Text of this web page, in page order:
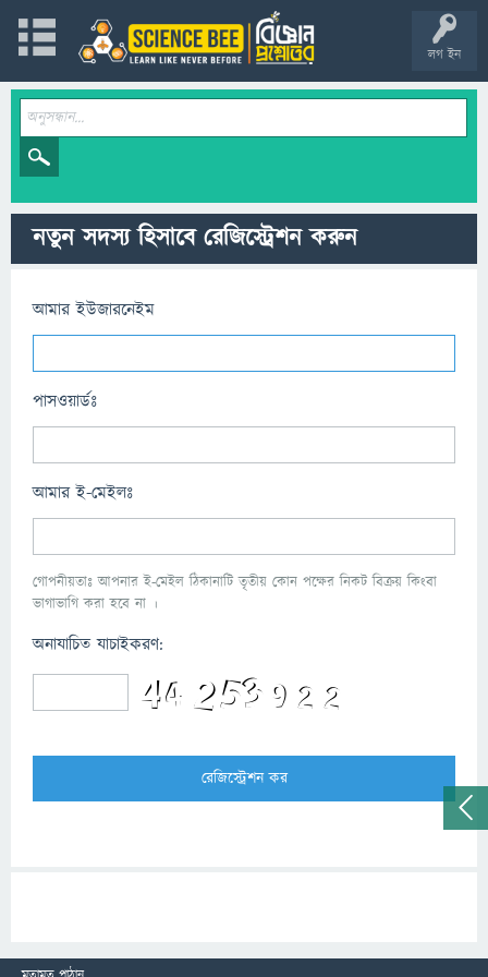
লগ ইন
নতুন সদস্য হিসাবে রেজিস্ট্রেশন করুন
আমার ইউজারনেইম
পাসওয়ার্ডঃ
আমার ই-মেইলঃ
গোপনীয়তাঃ আপনার ই-মেইল ঠিকানাটি তৃতীয় কোন পক্ষের নিকট বিক্রয় কিংবা
ভাগাভাগি করা হবে না ।
অনাযাচিত যাচাইকরণ: